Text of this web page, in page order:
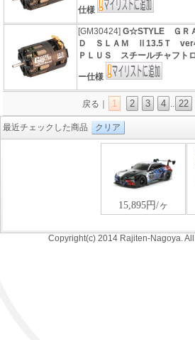
仕様
[GM30424]G☆STYLE ＧＲ
Ｄ ＳＬＡＭ Ⅱ13.5Ｔ
ＰＬＵＳ スチールチャフト
ー仕様
戻る｜ 1 2 3 4 .. 22
最近チェックした商品 クリア
Copyright(c) 2014 Rajiten-Nagoya.